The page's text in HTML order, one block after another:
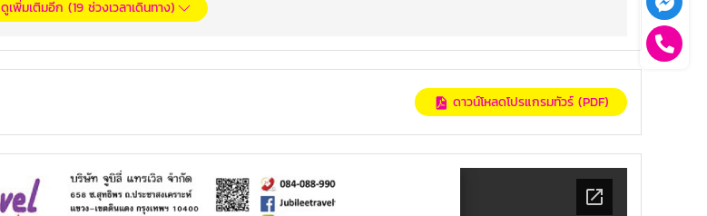
ดูเพิ่มเติมอีก (19 ช่วงเวลาเดินทาง)
ดาวน์โหลดโปรแกรมทัวร์ (PDF)